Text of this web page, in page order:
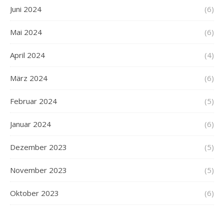
Juni 2024 (6)
Mai 2024 (6)
April 2024 (4)
März 2024 (6)
Februar 2024 (5)
Januar 2024 (6)
Dezember 2023 (5)
November 2023 (5)
Oktober 2023 (6)